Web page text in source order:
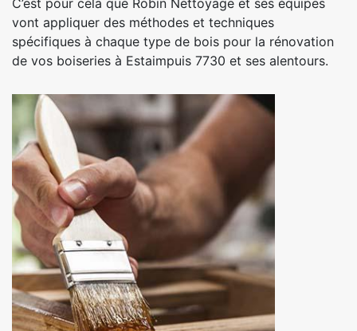
C’est pour cela que Robin Nettoyage et ses équipes
vont appliquer des méthodes et techniques
spécifiques à chaque type de bois pour la rénovation
de vos boiseries à Estaimpuis 7730 et ses alentours.